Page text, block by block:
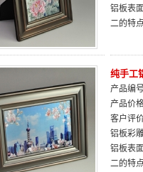
铝板表
二的特
纯手工
产品编
产品价
客户评
铝板彩
铝板表
二的特